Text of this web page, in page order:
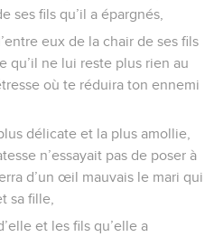
ses fils qu’il a épargnés,
eux de la chair de ses fils
qu’il ne lui reste plus rien au
où te réduira ton ennemi
délicate et la plus amollie,
n’essayait pas de poser à
d’un œil mauvais le mari qui
sa fille,
et les fils qu’elle a